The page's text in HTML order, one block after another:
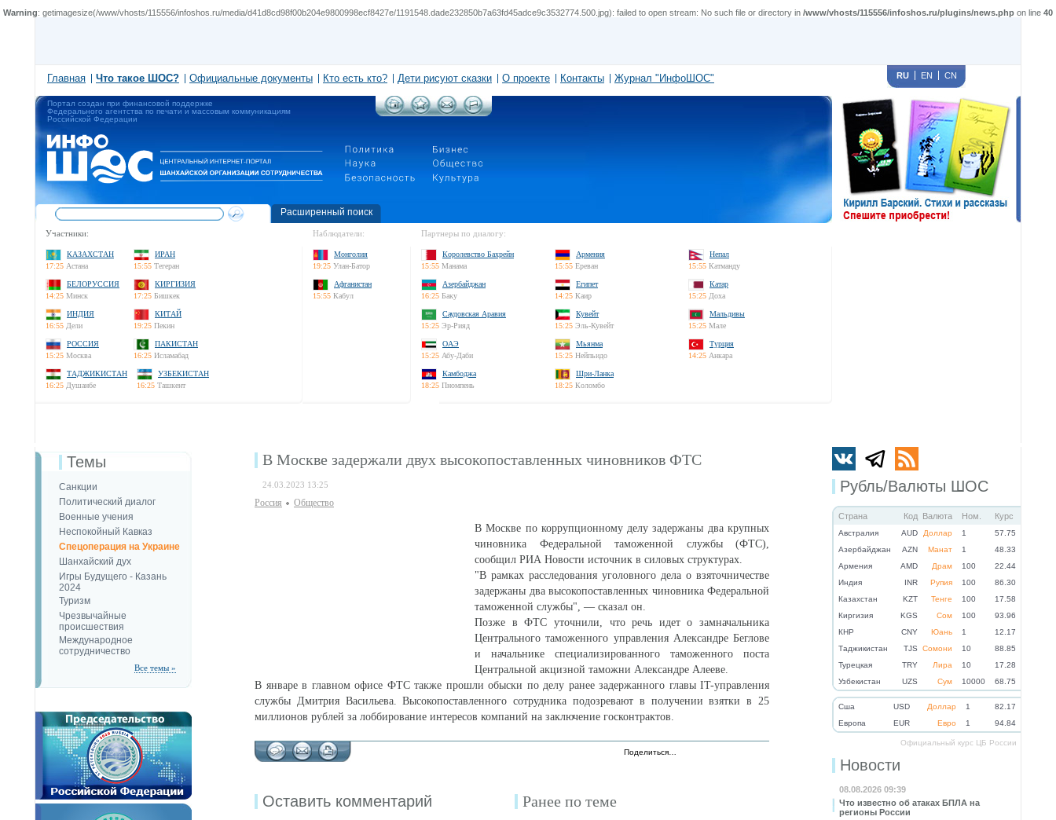
Warning: getimagesize(/www/vhosts/115556/infoshos.ru/media/d41d8cd98f00b204e9800998ecf8427e/1191548.dade232850b7a63fd45adce9c3532774.500.jpg): failed to open stream: No such file or directory in /www/vhosts/115556/infoshos.ru/plugins/news.php on line 40
Главная Что такое ШОС? Официальные документы Кто есть кто? Дети рисуют сказки О проекте Контакты Журнал "ИнфоШОС" RU EN CN
Портал создан при финансовой поддержке
Федерального агентства по печати и массовым коммуникациям
Российской Федерации
Расширенный поиск
Участники:
КАЗАХСТАН
17:25 Астана
ИРАН
15:55 Тегеран
БЕЛОРУССИЯ
14:25 Минск
КИРГИЗИЯ
17:25 Бишкек
ИНДИЯ
16:55 Дели
КИТАЙ
19:25 Пекин
РОССИЯ
15:25 Москва
ПАКИСТАН
16:25 Исламабад
ТАДЖИКИСТАН
16:25 Душанбе
УЗБЕКИСТАН
16:25 Ташкент
Наблюдатели:
Монголия
19:25 Улан-Батор
Афганистан
15:55 Кабул
Партнеры по диалогу:
Королевство Бахрейн
15:55 Манама
Армения
15:55 Ереван
Непал
15:55 Катманду
Азербайджан
16:25 Баку
Египет
14:25 Каир
Катар
15:25 Доха
Саудовская Аравия
15:25 Эр-Рияд
Кувейт
15:25 Эль-Кувейт
Мальдивы
15:25 Мале
ОАЭ
15:25 Абу-Даби
Мьянма
15:25 Нейпьидо
Турция
14:25 Анкара
Камбоджа
18:25 Пномпень
Шри-Ланка
18:25 Коломбо
Рубль/Валюты ШОС
Страна Код Валюта Ном. Курс
Австралия AUD Доллар 1
57.75
Азербайджан
AZN Манат 1
48.33
Армения
AMD Драм 100
22.44
Индия
INR Рупия 100
86.30
Казахстан
KZT Тенге 100
17.58
Киргизия
KGS Сом 100
93.96
КНР
CNY Юань 1
12.17
Таджикистан
TJS Сомони 10
88.85
Турецкая
TRY Лира 10
17.28
Узбекистан
UZS Сум 10000 68.75
Cша USD Доллар 1
82.17
Eвропа
EUR Евро 1 94.84
Официальный курс ЦБ России
Новости
08.08.2026 09:39
Что известно об атаках БПЛА на
регионы России
Темы
Санкции
Политический диалог
Военные учения
Неспокойный Кавказ
Спецоперация на Украине
Шанхайский дух
Игры Будущего - Казань
2024
Туризм
Чрезвычайные
происшествия
Международное
сотрудничество
Все темы »
В Москве задержали двух высокопоставленных чиновников ФТС
24.03.2023 13:25
Россия Общество
В Москве по коррупционному делу задержаны два крупных
чиновника Федеральной таможенной службы (ФТС),
сообщил РИА Новости источник в силовых структурах.
"В рамках расследования уголовного дела о взяточничестве
задержаны два высокопоставленных чиновника Федеральной
таможенной службы", — сказал он.
Позже в ФТС уточнили, что речь идет о замначальника
Центрального таможенного управления Александре Беглове
и начальнике специализированного таможенного поста
Центральной акцизной таможни Александре Алееве.
В январе в главном офисе ФТС также прошли обыски по делу ранее задержанного главы IT-управления
службы Дмитрия Васильева. Высокопоставленного сотрудника подозревают в получении взятки в 25
миллионов рублей за лоббирование интересов компаний на заключение госконтрактов.
Поделиться…
Оставить комментарий Ранее по теме